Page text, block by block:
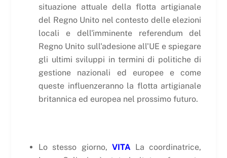
situazione attuale della flotta artigianale
del Regno Unito nel contesto delle elezioni
locali e dell'imminente referendum del
Regno Unito sull'adesione all'UE e spiegare
gli ultimi sviluppi in termini di politiche di
gestione nazionali ed europee e come
queste influenzeranno la flotta artigianale
britannica ed europea nel prossimo futuro.
Lo stesso giorno, VITA La coordinatrice,